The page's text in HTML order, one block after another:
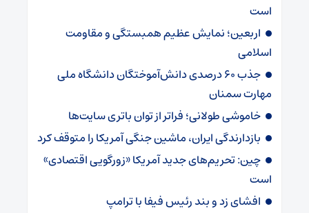
است
اربعین؛ نمایش عظیم همبستگی و مقاومت
اسلامی
جذب ۶۰ درصدی دانش‌آموختگان دانشگاه ملی
مهارت سمنان
خاموشی طولانی؛ فراتر از توان باتری سایت‌ها
بازدارندگی ایران، ماشین جنگی آمریکا را متوقف کرد
چین: تحریم‌های جدید آمریکا «زورگویی اقتصادی»
است
افشای زد و بند رئیس فیفا با ترامپ